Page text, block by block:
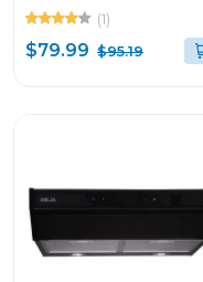
color negro
(1)
$79.99 $95.19